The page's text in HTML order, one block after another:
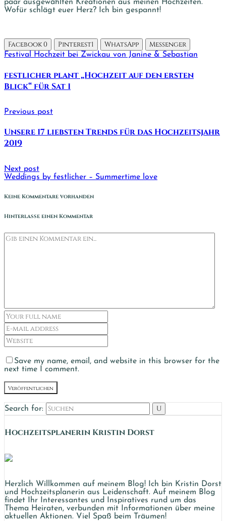
paar ausgewählten Kreationen aus meinen Hochzeiten.
Wofür schlägt euer Herz? Ich bin gespannt!
Facebook0 Pinterest1 WhatsApp Messenger
Festival Hochzeit bei Zwickau von Janine & Sebastian
festlicher plant „Hochzeit auf den ersten
Blick“ für Sat 1
Previous post
Unsere 17 liebsten Trends für das Hochzeitsjahr
2019
Next post
Weddings by festlicher – Summertime love
Keine Kommentare vorhanden
Hinterlasse einen Kommentar
Save my name, email, and website in this browser for the
next time I comment.
Veröffentlichen
Search for:
Hochzeits­planerin Kristin Dorst
Herzlich Willkommen auf meinem Blog! Ich bin Kristin Dorst
und Hochzeitsplanerin aus Leidenschaft. Auf meinem Blog
findet Ihr Interessantes und Inspiratives rund um das
Thema Heiraten, verbunden mit Informationen über meine
aktuellen Aktionen. Viel Spaß beim Träumen!